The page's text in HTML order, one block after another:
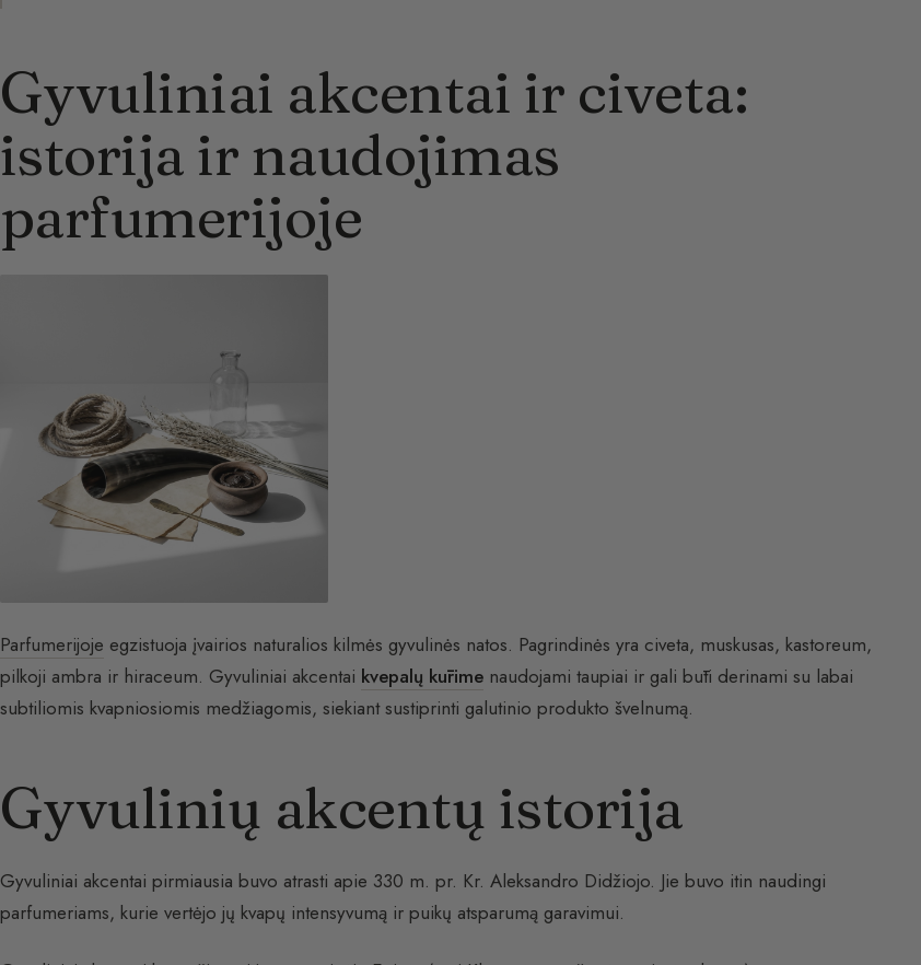
Gyvuliniai akcentai ir civeta:
istorija ir naudojimas
parfumerijoje
Parfumerijoje egzistuoja įvairios naturalios kilmės gyvulinės natos. Pagrindinės yra civeta, muskusas, kastoreum,
pilkoji ambra ir hiraceum. Gyvuliniai akcentai kvepalų kūrime naudojami taupiai ir gali būti derinami su labai
subtiliomis kvapniosiomis medžiagomis, siekiant sustiprinti galutinio produkto švelnumą.
Gyvulinių akcentų istorija
Gyvuliniai akcentai pirmiausia buvo atrasti apie 330 m. pr. Kr. Aleksandro Didžiojo. Jie buvo itin naudingi
parfumeriams, kurie vertėjo jų kvapų intensyvumą ir puikų atsparumą garavimui.